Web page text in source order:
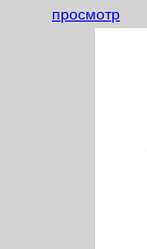
просмотр